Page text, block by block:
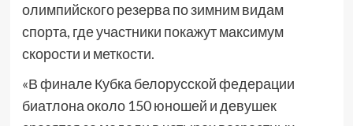
олимпийского резерва по зимним видам
спорта, где участники покажут максимум
скорости и меткости.
«В финале Кубка белорусской федерации
биатлона около 150 юношей и девушек